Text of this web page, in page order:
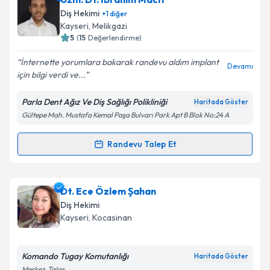
Size bu uzmandan randevu almanız için bir takvim
hazırlandığında e-posta ile bilgilendireceğiz.
Kişisel verilerimin işlenmesine ilişkin
Aydınlatma
Metni'ni okudum ve kişisel verilerimin belirtilen
kapsamda işlenmesini kabul ediyorum.
Diş Hekimi +1diğer
Kayseri, Melikgazi
5 (15 Değerlendirme)
İnternette yorumlara bakarak randevu aldım implant
için bilgi verdi ve...
Devamı
Parla Dent Ağız Ve Diş Sağlığı Polikliniği Haritada Göster
Gültepe Mah. Mustafa Kemal Paşa Bulvarı Park Apt B Blok No:24 A
Randevu Talep Et
Randevu Takvimi Talebi
Uzm. Dt. İbrahim Macitiçin randevu takvimi talebi
oluşturun. Size bu uzmandan randevu almanız için bir
takvim hazırlandığında e-posta ile bilgilendireceğiz.
Dt. Ece Özlem Şahan
Diş Hekimi
Kayseri, Kocasinan
Komando Tugay Komutanlığı Haritada Göster